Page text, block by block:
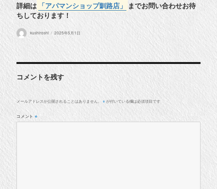
詳細は 「アパマンショップ釧路店」 までお問い合わせお待
ちしております！
投
kushiroshi
投
稿
2025年5月1日
コメントを残す
メールアドレスが公開されることはありません。 ※ が付いている欄は必須項目です
コメント ※